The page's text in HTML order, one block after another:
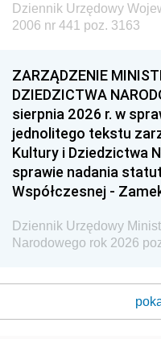
Dziennik Urzędowy
2006 nr 441 poz. 3163
ZARZĄDZENIE
DZIEDZICTWA
sierpnia 2026 r. w
jednolitego tekstu
Kultury i Dziedzictwa
sprawie nadania
Współczesnej -
Dziennik Urzędowy
Narodowego rok 2026